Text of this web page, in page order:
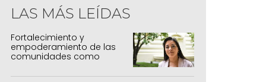
LAS MÁS LEÍDAS
Fortalecimiento y
empoderamiento de las
comunidades como